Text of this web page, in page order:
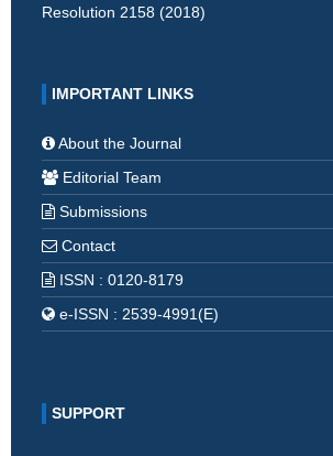
Resolution 2158 (2018)
IMPORTANT LINKS
About the Journal
Editorial Team
Submissions
Contact
ISSN : 0120-8179
e-ISSN : 2539-4991(E)
SUPPORT